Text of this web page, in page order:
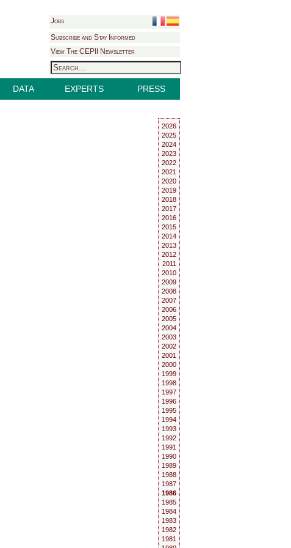
Jobs
Subscribe and Stay Informed
View The CEPII Newsletter
DATA EXPERTS PRESS
2026
2025
2024
2023
2022
2021
2020
2019
2018
2017
2016
2015
2014
2013
2012
2011
2010
2009
2008
2007
2006
2005
2004
2003
2002
2001
2000
1999
1998
1997
1996
1995
1994
1993
1992
1991
1990
1989
1988
1987
1986
1985
1984
1983
1982
1981